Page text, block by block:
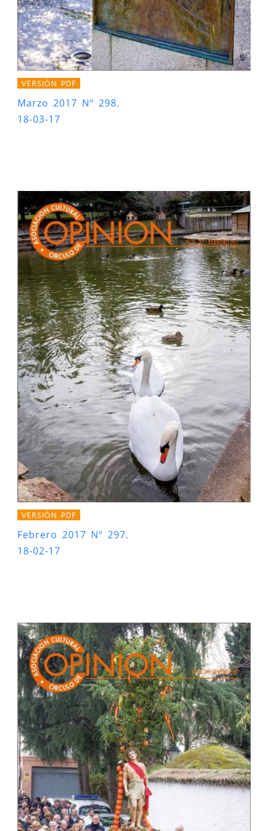
VERSIÓN PDF
Marzo 2017 Nº 298.
18-03-17
VERSIÓN PDF
Febrero 2017 Nº 297.
18-02-17